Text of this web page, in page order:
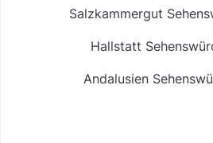
Salzkammergut
Hallstatt
Andalusien